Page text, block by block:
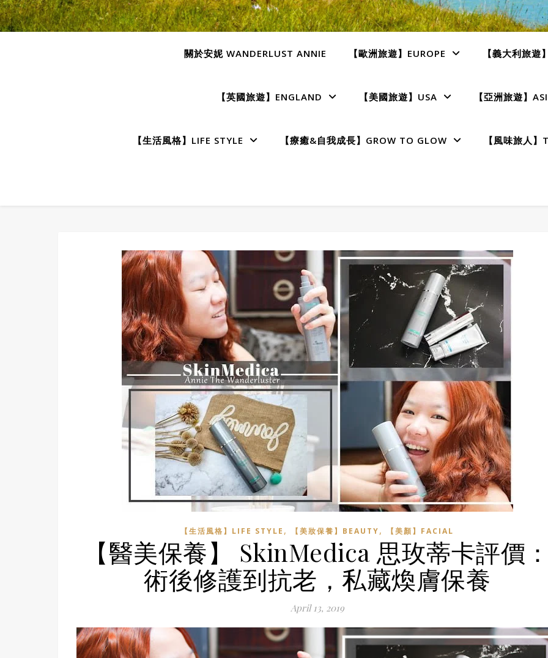
關於安妮 WANDERLUST ANNIE 【歐洲旅遊】EUROPE 【義大利旅遊
【英國旅遊】ENGLAND 【美國旅遊】USA 【亞洲旅遊】
【生活風格】LIFE STYLE 【療癒&自我成長】GROW TO GLOW 【風味旅人】
【生活風格】LIFE STYLE , 【美妝保養】BEAUTY, 【美顏】FACIAL
【醫美保養】 SkinMedica 思玫蒂卡評價
術後修護到抗老，私藏煥膚保養
April 13, 2019